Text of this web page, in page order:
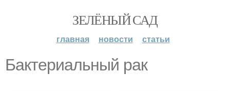
ЗЕЛЁНЫЙ САД
главная новости статьи
Бактериальный рак